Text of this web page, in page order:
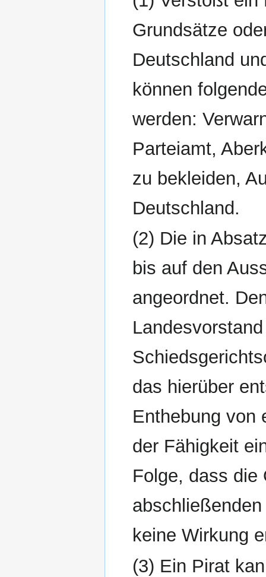
Grundsätze
Deutschland
können
werden:
Parteiamt,
zu bekleiden,
Deutschland.
(2) Die in
bis auf den
angeordnet.
das hierüber
Enthebung von
der Fähigkeit
Folge, dass die
keine Wirkung
(3) Ein Pirat